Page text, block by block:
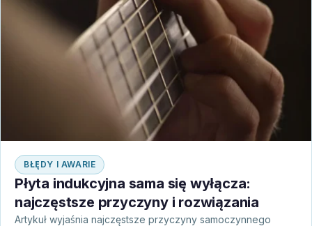
BŁĘDY I AWARIE
Płyta indukcyjna sama się wyłącza:
najczęstsze przyczyny i rozwiązania
Artykuł wyjaśnia najczęstsze przyczyny samoczynnego